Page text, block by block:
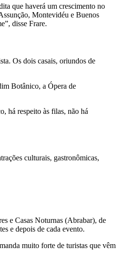
que haverá um crescimento no
Montevidéu e Buenos
disse Frare.
Os dois casais, oriundos de
Botânico, a Ópera de
há respeito às filas, não há
culturais, gastronômicas,
e Casas Noturnas (Abrabar), de
e depois de cada evento.
muito forte de turistas que vêm